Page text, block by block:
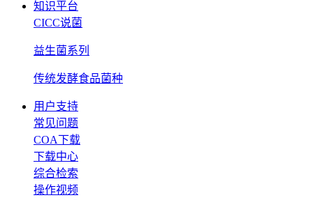
知识平台
CICC说菌
益生菌系列
传统发酵食品菌种
用户支持
常见问题
COA下载
下载中心
综合检索
操作视频